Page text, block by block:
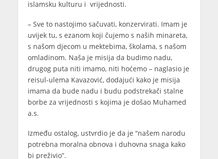
islamsku kulturu i vrijednosti.
– Sve to nastojimo sačuvati, konzervirati. Imam je
uvijek tu, s ezanom koji čujemo s naših minareta,
s našom djecom u mektebima, školama, s našom
omladinom. Naša je misija da budimo nadu,
drugog puta niti imamo, niti hoćemo – naglasio je
reisul-ulema Kavazović, dodajući kako je misija
imama da bude nadu i budu podstrekači stalne
borbe za vrijednosti s kojima je došao Muhamed
a.s.
Između ostalog, ustvrdio je da je “našem narodu
potrebna moralna obnova i duhovna snaga kako
bi preživio”.